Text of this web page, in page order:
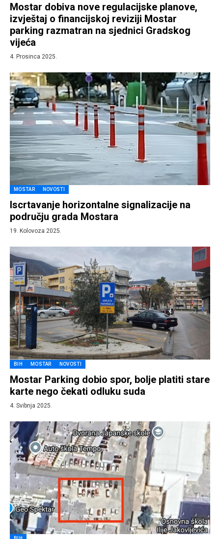
Mostar dobiva nove regulacijske planove,
izvještaj o financijskoj reviziji Mostar
parking razmatran na sjednici Gradskog
vijeća
4. Prosinca 2025.
MOSTAR NOVOSTI
Iscrtavanje horizontalne signalizacije na
području grada Mostara
19. Kolovoza 2025.
BIH MOSTAR NOVOSTI
Mostar Parking dobio spor, bolje platiti stare
karte nego čekati odluku suda
4. Svibnja 2025.